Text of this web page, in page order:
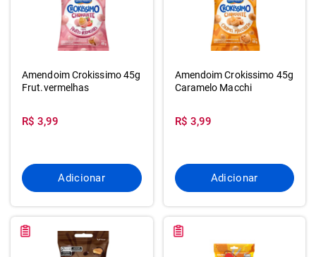
Amendoim Crokissimo 45g
Frut.vermelhas
R$ 3,99
Adicionar
Amendoim Crokissimo 45g
Caramelo Macchi
R$ 3,99
Adicionar